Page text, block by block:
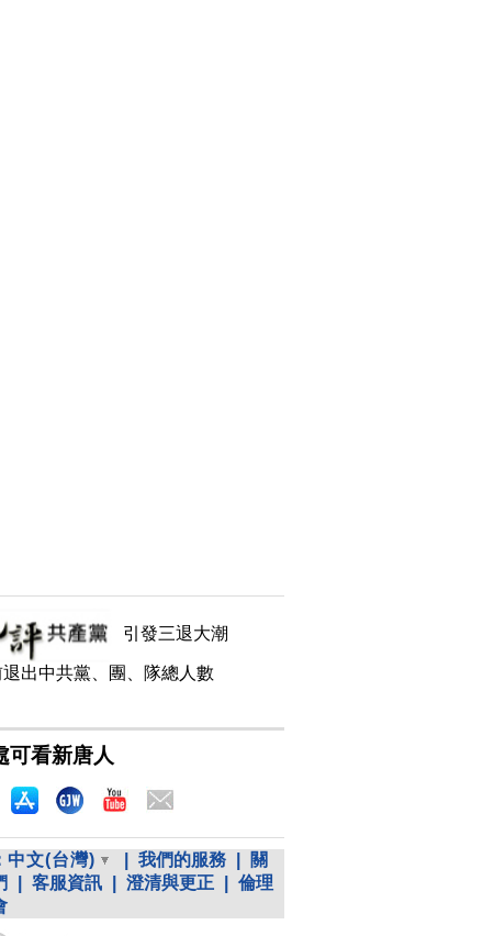
引發三退大潮
退出中共黨、團、隊總人數
可看新唐人
中文(台灣) 我們的服務
關
客服資訊 澄清與更正
倫理